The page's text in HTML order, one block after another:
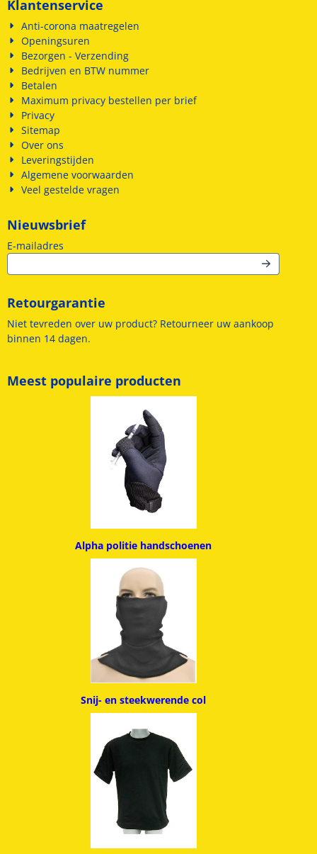
Klantenservice
Anti-corona maatregelen
Openingsuren
Bezorgen - Verzending
Bedrijven en BTW nummer
Betalen
Maximum privacy bestellen per brief
Privacy
Sitemap
Over ons
Leveringstijden
Algemene voorwaarden
Veel gestelde vragen
Nieuwsbrief
E-mailadres
Retourgarantie
Niet tevreden over uw product? Retourneer uw aankoop
binnen 14 dagen.
Meest populaire producten
Alpha politie handschoenen
Snij- en steekwerende col